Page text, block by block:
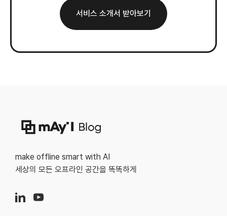
서비스 소개서 받아보기
make offline smart with AI
세상의 모든 오프라인 공간을 똑똑하게